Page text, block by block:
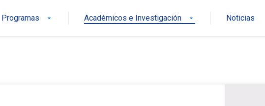
Programas arrow_drop_down Académicos e Investigación arrow_drop_down Noticias